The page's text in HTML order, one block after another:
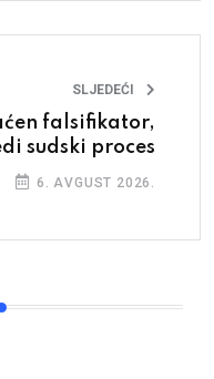
SLJEDEĆI
falsifikator,
sudski proces
6. AVGUST 2026.